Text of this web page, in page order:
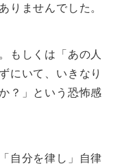
りませんでした。
もしくは「あの人
にいて、いきなり
？」という恐怖感
自分を律し」自律